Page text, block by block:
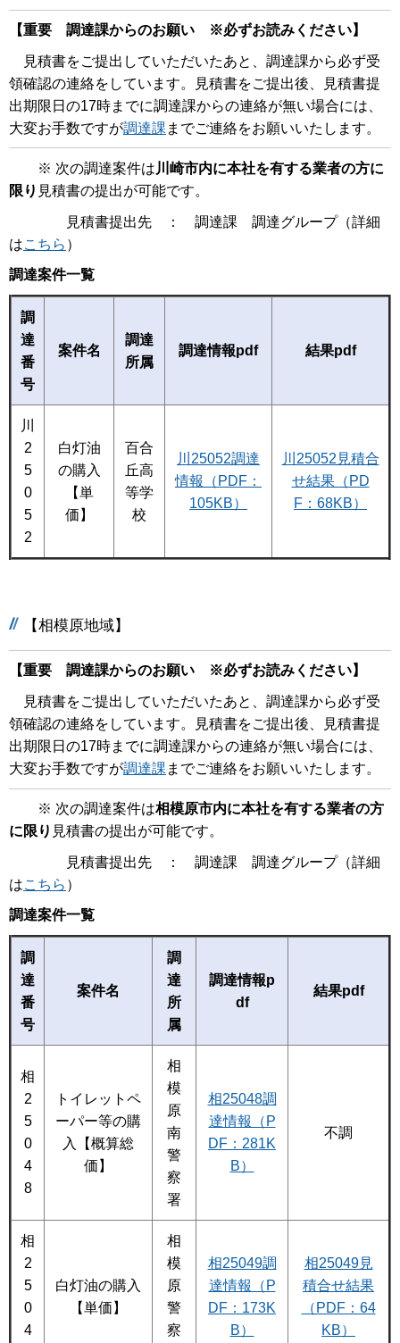
【重要 調達課からのお願い ※必ずお読みください】
見積書をご提出していただいたあと、調達課から必ず受
領確認の連絡をしています。見積書をご提出後、見積書提
出期限日の17時までに調達課からの連絡が無い場合には、
大変お手数ですが調達課 までご連絡をお願いいたします。
※ 次の調達案件は 川崎市内に本社を有する業者の方に
限り 見積書の提出が可能です。
見積書提出先 ： 調達課 調達グループ（詳細
はこちら ）
調達案件一覧
調
達
番
号
案件名
調達
所属
調達情報pdf 結果pdf
川
2
5
0
5
2
白灯油
の購入
【単
価】
百合
丘高
等学
校
川25052調達
情報（PDF：
105KB）
川25052見積合
せ結果（PD
F：68KB）
【相模原地域】
【重要 調達課からのお願い ※必ずお読みください】
見積書をご提出していただいたあと、調達課から必ず受
領確認の連絡をしています。見積書をご提出後、見積書提
出期限日の17時までに調達課からの連絡が無い場合には、
大変お手数ですが調達課 までご連絡をお願いいたします。
※ 次の調達案件は相模原市内に本社を有する業者の方
に限り 見積書の提出が可能です。
見積書提出先 ： 調達課 調達グループ（詳細
はこちら ）
調達案件一覧
調
達
番
号
案件名
調
達
所
属
調達情報p
df
結果pdf
相
2
5
0
4
8
トイレットペ
ーパー等の購
入【概算総
価】
相
模
原
南
警
察
署
相25048調
達情報（P
DF：281K
B）
不調
相
2
5
0
4
白灯油の購入
【単価】
相
模
原
警
察
相25049調
達情報（P
DF：173K
B）
相25049見
積合せ結果
（PDF：64
KB）